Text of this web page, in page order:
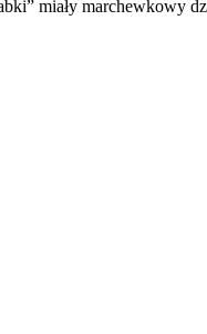
miały marchewkowy